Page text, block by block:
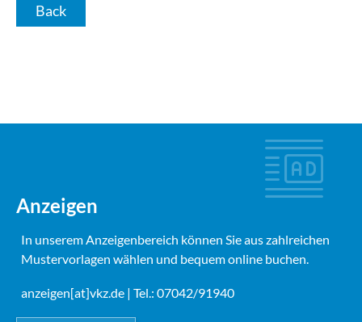
Back
Anzeigen
In unserem Anzeigenbereich können Sie aus zahlreichen
Mustervorlagen wählen und bequem online buchen.
anzeigen[at]vkz.de | Tel.: 07042/91940